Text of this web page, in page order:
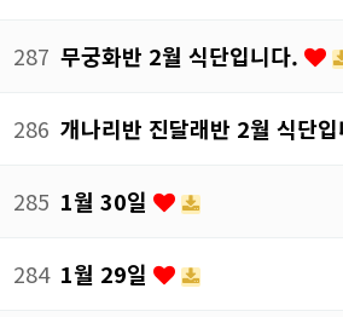
287 무궁화반 2월 식단입니다.
286 개나리반 진달래반 2월 식단
285 1월 30일
284 1월 29일